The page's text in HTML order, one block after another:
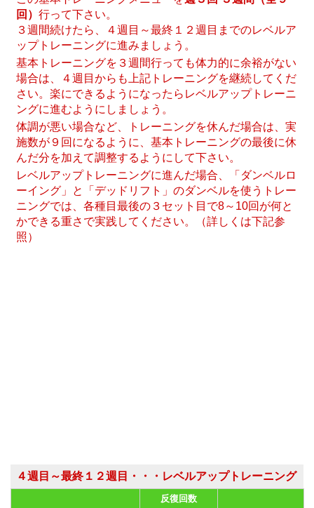
回） 行って下さい。
３週間続けたら、４週目～最終１２週目までのレベルア
ップトレーニングに進みましょう。
基本トレーニングを３週間行っても体力的に余裕がない
場合は、４週目からも上記トレーニングを継続してくだ
さい。楽にできるようになったらレベルアップトレーニ
ングに進むようにしましょう。
体調が悪い場合など、トレーニングを休んだ場合は、実
施数が９回になるように、基本トレーニングの最後に休
んだ分を加えて調整するようにして下さい。
レベルアップトレーニングに進んだ場合、「ダンベルロ
ーイング」と「デッドリフト」のダンベルを使うトレー
ニングでは、各種目最後の３セット目で8～10回が何と
かできる重さで実践してください。（詳しくは下記参
照）
４週目～最終１２週目・・・レベルアップトレーニング
反復回数